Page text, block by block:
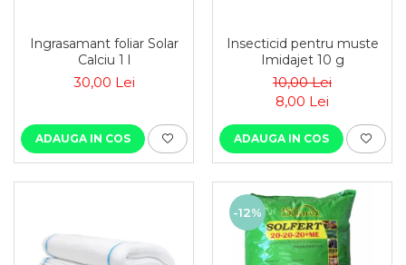
Ingrasamant foliar Solar
Calciu 1 l
30,00 Lei
ADAUGA IN COS
Insecticid pentru muste
Imidajet 10 g
10,00 Lei
8,00 Lei
ADAUGA IN COS
-12%